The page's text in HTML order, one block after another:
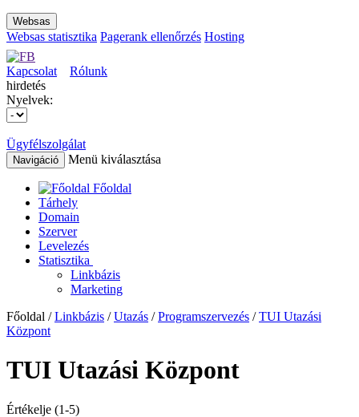
Websas
Websas statisztika Pagerank ellenőrzés Hosting
Kapcsolat
Rólunk
hirdetés
Nyelvek:
Ügyfélszolgálat
Navigáció Menü kiválasztása
Főoldal
Tárhely
Domain
Szerver
Levelezés
Statisztika
Linkbázis
Marketing
Főoldal /Linkbázis /Utazás /Programszervezés /TUI Utazási
Központ
TUI Utazási Központ
Értékelje (1-5)